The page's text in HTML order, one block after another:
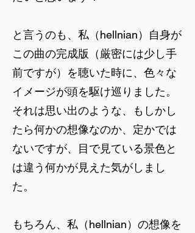
と言うのも、私（hellnian）自身が
この曲の完成版（厳密には少し手
前ですが）を聴いた時に、色々な
イメージが頭を駆け巡りました。
それは思い出のような、もしかし
たら何かの想像なのか、定かでは
ないですが、目で見ている景色と
は違う何かが見えた気がしまし
た。
もちろん、私（hellnian）の想像を